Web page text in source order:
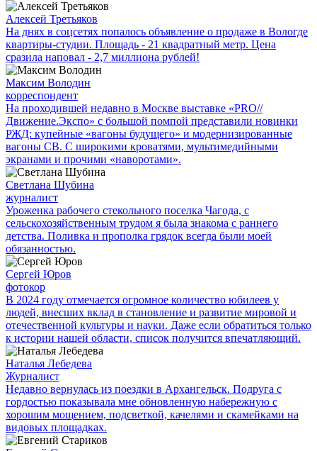
Алексей Третьяков
На днях в соцсетях попалось объявление о продаже в Вологде
квартиры-студии. Площадь - 21 квадратный метр. Цена
сразила наповал - 2,7 миллиона рублей!
Максим Володин
корреспондент
На проходившей недавно в Мос­кве выставке «PRO//
Движение.Экспо» с большой помпой представили новинки
РЖД: купейные «вагоны будущего» и модернизированные
вагоны СВ. С широкими кроватями, мультимедийными
экранами и прочими «наворотами».
Светлана Шубина
журналист
Уроженка рабочего стекольного поселка Чагода, с
сельскохозяйственным трудом я была знакома с раннего
детства. Поливка и прополка грядок всегда были моей
обязанностью.
Сергей Юров
фотокор
В 2024 году отмечается огромное количество юбилеев у
людей, внесших вклад в становление и развитие мировой и
отечественной культуры и науки. Даже если обратиться только
к истории нашей области, список получится впечатляющий.
Наталья Лебедева
Журналист
Недавно вернулась из поездки в Архангельск. Подруга с
гордостью показывала мне обновленную набережную с
хорошим мощением, подсветкой, качелями и скамейками на
видовых площадках.